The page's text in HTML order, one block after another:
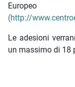
(http://
Le adesioni
un massimo di 18